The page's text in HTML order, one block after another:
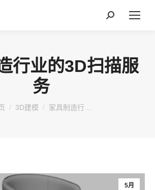
搜
行业的3D扫描服
务
这里：
3D建模 家具制造行…
5月